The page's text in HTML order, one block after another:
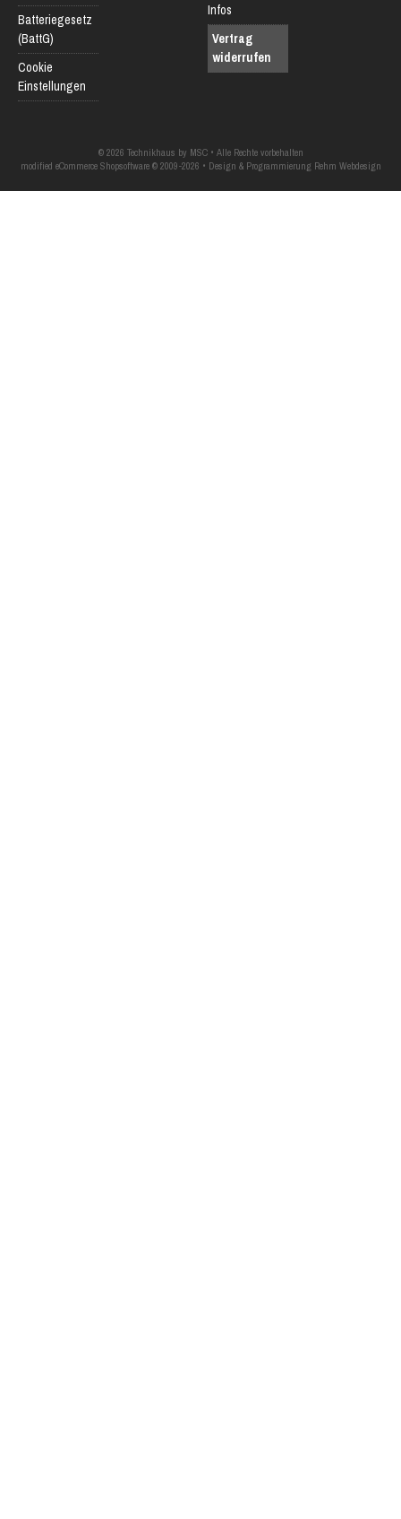
Batteriegesetz
(BattG)
Cookie
Einstellungen
Infos
Vertrag
widerrufen
© 2026 Technikhaus by MSC • Alle Rechte vorbehalten
modified eCommerce Shopsoftware © 2009-2026 • Design & Programmierung Rehm Webdesign